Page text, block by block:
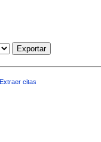
Exportar
Extraer citas